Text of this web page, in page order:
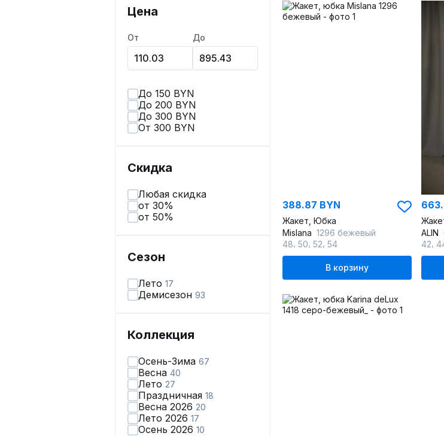
Цена
От До
До 150 BYN
До 200 BYN
До 300 BYN
От 300 BYN
Скидка
Любая скидка
от 30%
от 50%
Сезон
Лето 17
Демисезон 93
Коллекция
Осень-Зима 67
Весна 40
Лето 27
Праздничная 18
Весна 2026 20
Лето 2026 17
Осень 2026 10
388.87 BYN
Жакет, Юбка
Mislana 1296 бежевый
48 50 52 54
В корзину
ALIN
42